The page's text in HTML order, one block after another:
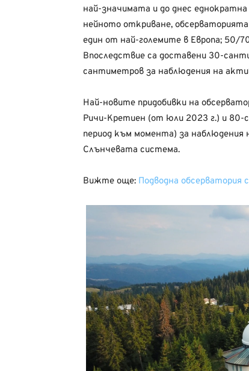
най-значимата и до днес
нейното откриване,
един от най-големите в Европа;
Впоследствие са доставени 30-
сантиметров за наблюдения на
Най-новите придобивки на
Ричи-Кретиен (от юли 2023 г.) и 80-
период към момента) за наблюдения
Слънчевата система.
Вижте още: Подводна обсерватория